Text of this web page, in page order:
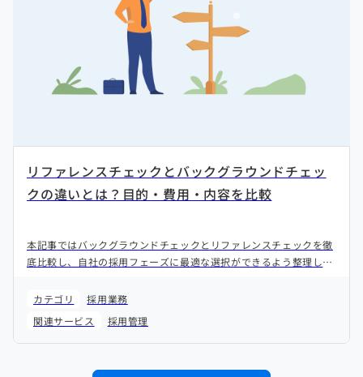
リファレンスチェックとバックグラウンドチェッ
クの違いとは？目的・費用・内容を比較
本記事ではバックグラウンドチェックとリファレンスチェックを徹
底比較し、自社の採用フェーズに最適な選択ができるよう整理しま
カテゴリ
採用業務
関連サービス
採用管理